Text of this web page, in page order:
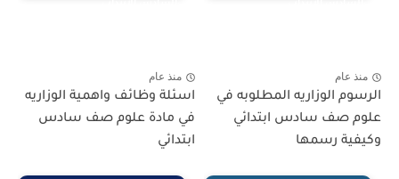
منذ عام
الرسوم الوزاريه المطلوبه في
علوم صف سادس ابتدائي
وكيفية رسمها
منذ عام
اسئلة وظائف واهمية الوزاريه
في مادة علوم صف سادس
ابتدائي